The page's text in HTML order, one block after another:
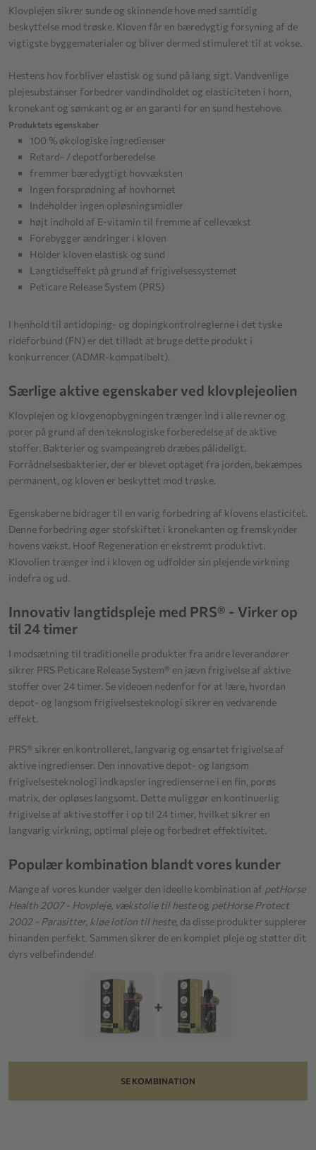
Klovplejen sikrer sunde og skinnende hove med samtidig
beskyttelse mod trøske. Kloven får en bæredygtig forsyning af de
vigtigste byggematerialer og bliver dermed stimuleret til at vokse.
Hestens hov forbliver elastisk og sund på lang sigt. Vandvenlige
plejesubstanser forbedrer vandindholdet og elasticiteten i horn,
kronekant og sømkant og er en garanti for en sund hestehove.
Produktets egenskaber
100 % økologiske ingredienser
Retard- / depotforberedelse
fremmer bæredygtigt hovvæksten
Ingen forsprødning af hovhornet
Indeholder ingen opløsningsmidler
højt indhold af E-vitamin til fremme af cellevækst
Forebygger ændringer i kloven
Holder kloven elastisk og sund
Langtidseffekt på grund af frigivelsessystemet
Peticare Release System (PRS)
I henhold til antidoping- og dopingkontrolreglerne i det tyske
rideforbund (FN) er det tilladt at bruge dette produkt i
konkurrencer (ADMR-kompatibelt).
Særlige aktive egenskaber ved klovplejeolien
Klovplejen og klovgenopbygningen trænger ind i alle revner og
porer på grund af den teknologiske forberedelse af de aktive
stoffer. Bakterier og svampeangreb dræbes pålideligt.
Forrådnelsesbakterier, der er blevet optaget fra jorden, bekæmpes
permanent, og kloven er beskyttet mod trøske.
Egenskaberne bidrager til en varig forbedring af klovens elasticitet.
Denne forbedring øger stofskiftet i kronekanten og fremskynder
hovens vækst. Hoof Regeneration er ekstremt produktivt.
Klovolien trænger ind i kloven og udfolder sin plejende virkning
indefra og ud.
Innovativ langtidspleje med PRS® - Virker op
til 24 timer
I modsætning til traditionelle produkter fra andre leverandører
sikrer PRS Peticare Release System® en jævn frigivelse af aktive
stoffer over 24 timer. Se videoen nedenfor for at lære, hvordan
depot- og langsom frigivelsesteknologi sikrer en vedvarende
effekt.
PRS® sikrer en kontrolleret, langvarig og ensartet frigivelse af
aktive ingredienser. Den innovative depot- og langsom
frigivelsesteknologi indkapsler ingredienserne i en fin, porøs
matrix, der opløses langsomt. Dette muliggør en kontinuerlig
frigivelse af aktive stoffer i op til 24 timer, hvilket sikrer en
langvarig virkning, optimal pleje og forbedret effektivitet.
Populær kombination blandt vores kunder
Mange af vores kunder vælger den ideelle kombination af petHorse
Health 2007 - Hovpleje, vækstolie til hesteog petHorse Protect
2002 - Parasitter, kløe lotion til heste, da disse produkter supplerer
hinanden perfekt. Sammen sikrer de en komplet pleje og støtter dit
dyrs velbefindende!
+
SE KOMBINATION